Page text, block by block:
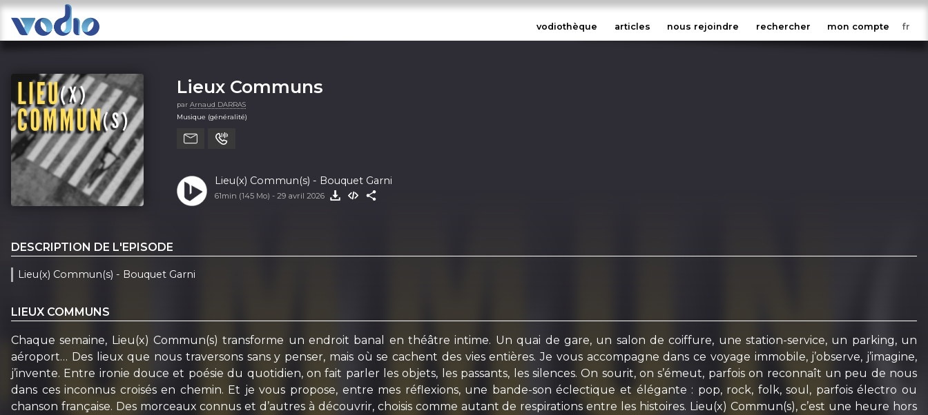
vodiothèque articles nous rejoindre rechercher mon compte
Lieux Communs
par Arnaud DARRAS
Musique (généralité)
Lieu(x) Commun(s) - Bouquet Garni
61min (145 Mo) - 29 avril 2026
DESCRIPTION DE L'EPISODE
Lieu(x) Commun(s) - Bouquet Garni
LIEUX COMMUNS
Chaque semaine, Lieu(x) Commun(s) transforme un endroit banal en théâtre intime. Un quai de gare, un salon de coiffure, une station-service, un parking, un
aéroport… Des lieux que nous traversons sans y penser, mais où se cachent des vies entières. Je vous accompagne dans ce voyage immobile, j’observe, j’imagine,
j’invente. Entre ironie douce et poésie du quotidien, on fait parler les objets, les passants, les silences. On sourit, on s’émeut, parfois on reconnaît un peu de nous
dans ces inconnus croisés en chemin. Et je vous propose, entre mes réflexions, une bande-son éclectique et élégante : pop, rock, folk, soul, parfois électro ou
chanson française. Des morceaux connus et d’autres à découvrir, choisis comme autant de respirations entre les histoires. Lieu(x) Commun(s), c’est une heure hors